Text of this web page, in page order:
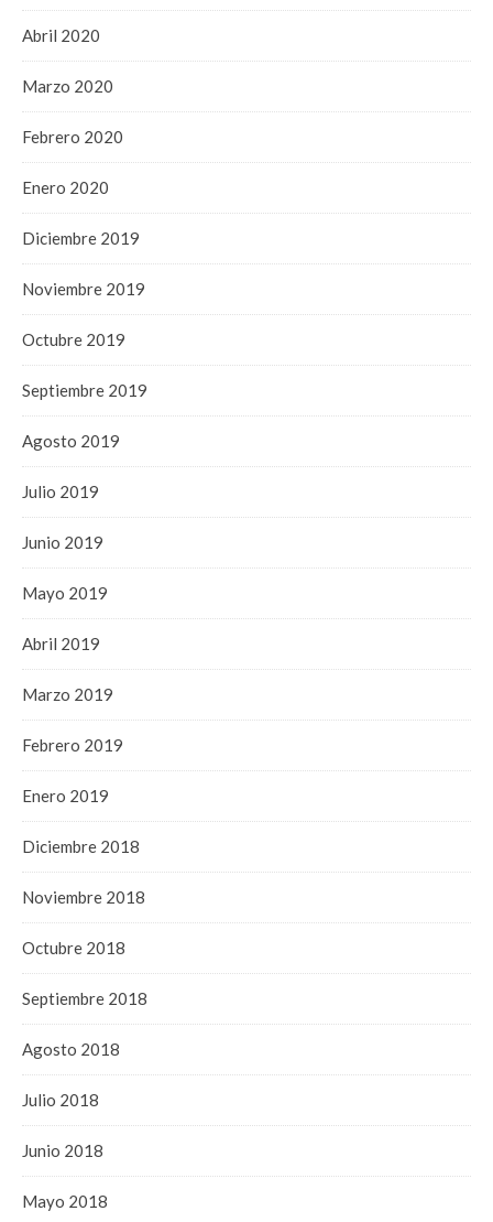
Abril 2020
Marzo 2020
Febrero 2020
Enero 2020
Diciembre 2019
Noviembre 2019
Octubre 2019
Septiembre 2019
Agosto 2019
Julio 2019
Junio 2019
Mayo 2019
Abril 2019
Marzo 2019
Febrero 2019
Enero 2019
Diciembre 2018
Noviembre 2018
Octubre 2018
Septiembre 2018
Agosto 2018
Julio 2018
Junio 2018
Mayo 2018